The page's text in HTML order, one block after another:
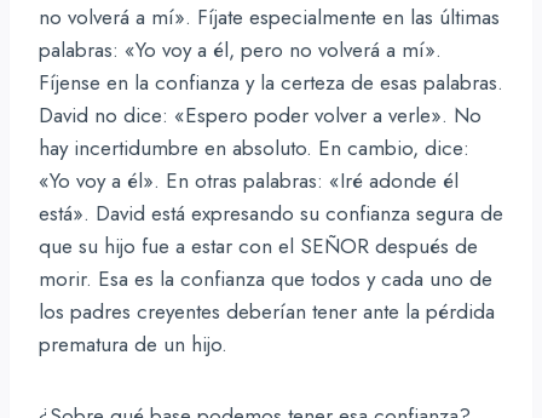
no volverá a mí». Fíjate especialmente en las últimas
palabras: «Yo voy a él, pero no volverá a mí».
Fíjense en la confianza y la certeza de esas palabras.
David no dice: «Espero poder volver a verle». No
hay incertidumbre en absoluto. En cambio, dice:
«Yo voy a él». En otras palabras: «Iré adonde él
está». David está expresando su confianza segura de
que su hijo fue a estar con el SEÑOR después de
morir. Esa es la confianza que todos y cada uno de
los padres creyentes deberían tener ante la pérdida
prematura de un hijo.